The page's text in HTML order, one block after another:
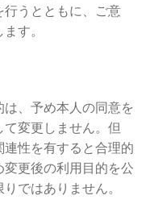
うとともに、ご意
す。
、予め本人の同意を
変更しません。但
性を有すると合理的
更後の利用目的を公
ではありません。